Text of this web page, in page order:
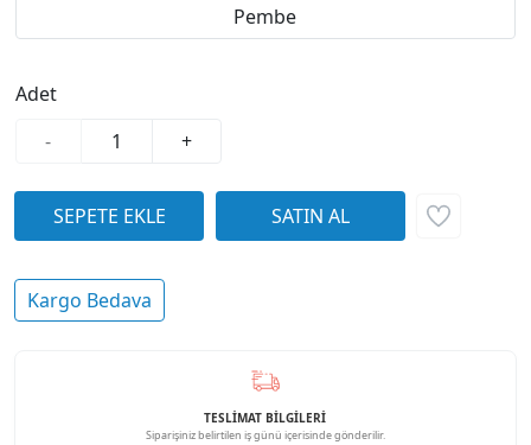
Pembe
Adet
-
+
Kargo Bedava
TESLİMAT BİLGİLERİ
Siparişiniz belirtilen iş günü içerisinde gönderilir.